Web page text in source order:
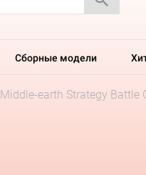
Сборные модели
Middle-earth Strategy Battle